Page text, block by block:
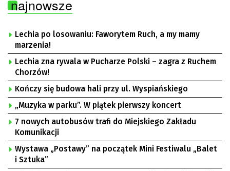
najnowsze
Lechia po losowaniu: Faworytem Ruch, a my mamy
marzenia!
Lechia zna rywala w Pucharze Polski – zagra z Ruchem
Chorzów!
Kończy się budowa hali przy ul. Wyspiańskiego
„Muzyka w parku”. W piątek pierwszy koncert
7 nowych autobusów trafi do Miejskiego Zakładu
Komunikacji
Wystawa „Postawy” na początek Mini Festiwalu „Balet
i Sztuka”